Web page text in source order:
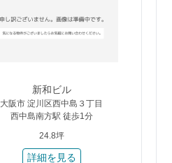
新和ビル
大阪市 淀川区西中島３丁目
西中島南方駅 徒歩1分
24.8坪
詳細を見る